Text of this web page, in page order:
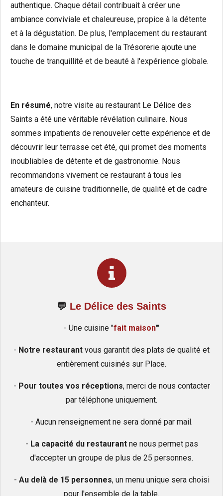
authentique. Chaque détail contribuait à créer une
ambiance conviviale et chaleureuse, propice à la détente
et à la dégustation. De plus, l'emplacement du restaurant
dans le domaine municipal de la Trésorerie ajoute une
touche de tranquillité et de beauté à l'expérience globale.
En résumé, notre visite au restaurant Le Délice des
Saints a été une véritable révélation culinaire. Nous
sommes impatients de renouveler cette expérience et de
découvrir leur terrasse cet été, qui promet des moments
inoubliables de détente et de gastronomie. Nous
recommandons vivement ce restaurant à tous les
amateurs de cuisine traditionnelle, de qualité et de cadre
enchanteur.
💬 Le Délice des Saints
- Une cuisine "fait maison'"
- Notre restaurant vous garantit des plats de qualité et
entièrement cuisinés sur Place.
- Pour toutes vos réceptions, merci de nous contacter
par téléphone uniquement.
- Aucun renseignement ne sera donné par mail.
- La capacité du restaurantne nous permet pas
d'accepter un groupe de plus de 25 personnes.
- Au delà de 15 personnes, un menu unique sera choisi
pour l'ensemble de la table.